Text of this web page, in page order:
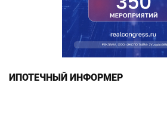
ИПОТЕЧНЫЙ ИНФОРМЕР